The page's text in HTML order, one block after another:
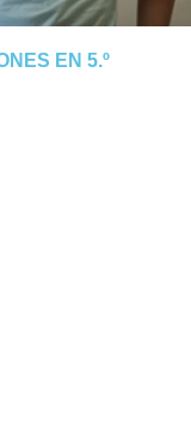
EN 5.º